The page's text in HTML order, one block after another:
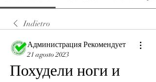
Indietro
Администрация Рекомендует
21 agosto 2023
Похудели ноги и